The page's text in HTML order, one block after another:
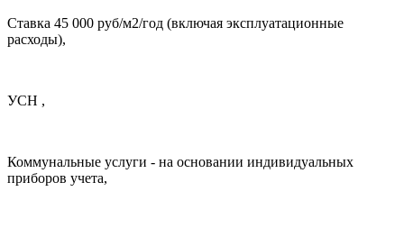
Ставка 45 000 руб/м2/год (включая эксплуатационные
расходы),
УСН ,
Коммунальные услуги - на основании индивидуальных
приборов учета,